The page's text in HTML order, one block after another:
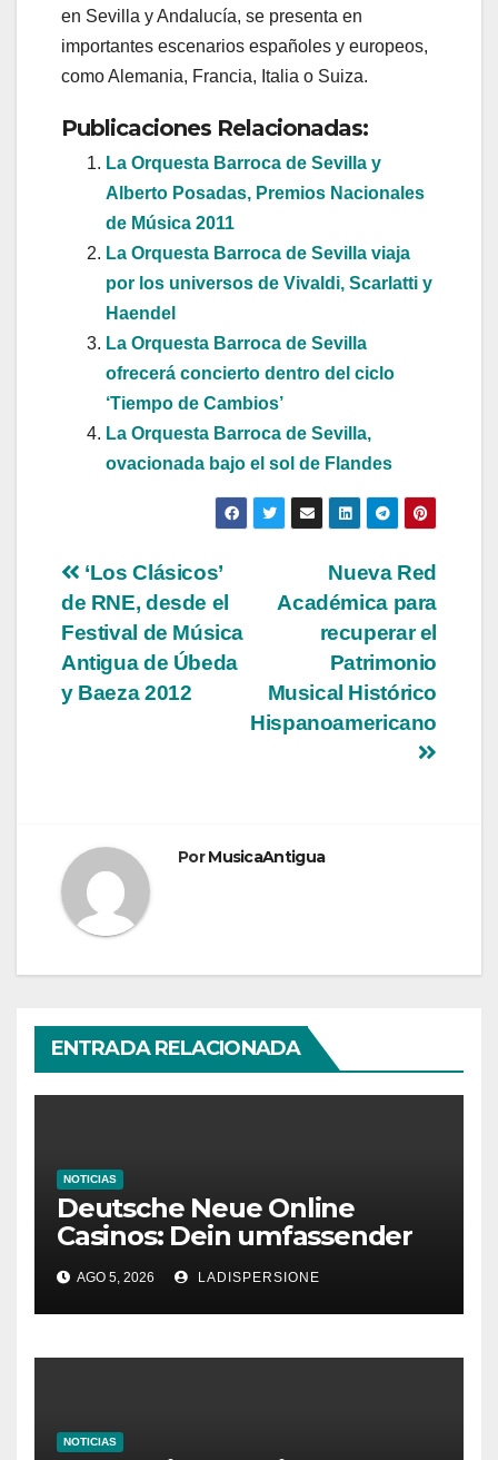
en Sevilla y Andalucía, se presenta en
importantes escenarios españoles y europeos,
como Alemania, Francia, Italia o Suiza.
Publicaciones Relacionadas:
La Orquesta Barroca de Sevilla y
Alberto Posadas, Premios Nacionales
de Música 2011
La Orquesta Barroca de Sevilla viaja
por los universos de Vivaldi, Scarlatti y
Haendel
La Orquesta Barroca de Sevilla
ofrecerá concierto dentro del ciclo
‘Tiempo de Cambios’
La Orquesta Barroca de Sevilla,
ovacionada bajo el sol de Flandes
Navegación
de
entradas
Nueva Red
Académica para
recuperar el
Patrimonio
Musical Histórico
Hispanoamericano
‘Los Clásicos’
de RNE, desde el
Festival de Música
Antigua de Úbeda
y Baeza 2012
PorMusicaAntigua
ENTRADA RELACIONADA
NOTICIAS
Deutsche Neue Online
Casinos: Dein umfassender
Ratgeber für moderne
Glücksspielplattformen
AGO 5, 2026 LADISPERSIONE
NOTICIAS